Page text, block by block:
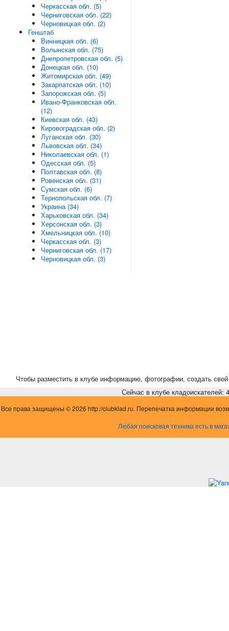
Черкасская обл. (5)
Черниговская обл. (22)
Черновицкая обл. (2)
Генштаб
Винницкая обл. (6)
Волынская обл. (75)
Днепропетровская обл. (5)
Донецкая обл. (10)
Житомирская обл. (49)
Закарпатская обл. (10)
Запорожская обл. (5)
Ивано-Франковская обл.
(12)
Киевская обл. (43)
Кировоградская обл. (2)
Луганская обл. (30)
Львовская обл. (34)
Николаевская обл. (1)
Одесская обл. (5)
Полтавская обл. (8)
Ровенская обл. (31)
Сумская обл. (6)
Тернопольская обл. (7)
Украина (34)
Харьковская обл. (34)
Херсонская обл. (3)
Хмельницкая обл. (10)
Черкасская обл. (3)
Черниговская обл. (17)
Черновицкая обл. (3)
Чтобы разместить в клубе информацию, фотографии, создать свой
Сейчас в клубе кладоискателей:
Все права защищены © 2026 http://clubklad.ru. Перепечатка информации
Любая поисковая техника есть в